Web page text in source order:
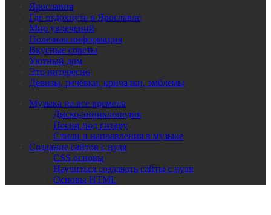
Ярославия
Где отдохнуть в Ярославле
Мир увлечений
Полезная информация
Вкусные советы
Уютный дом
Это интересно
Девизы, речёвки, кричалки, эмблемы
Музыка на все времена
Диско-энциклопедия
Песни под гитару
Стили и направления в музыке
Создание сайтов с нуля
CSS основы
Научиться создавать сайты с нуля
Основы HTML